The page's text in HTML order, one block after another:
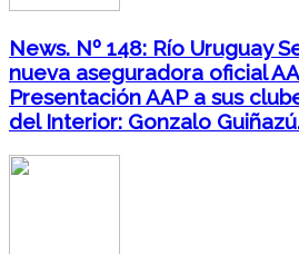
News. Nº 148: Río Uruguay
nueva aseguradora oficial
Presentación AAP a sus
del Interior: Gonzalo